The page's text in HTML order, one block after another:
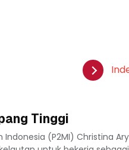
Tinggi
Indonesia (P2MI) Christina